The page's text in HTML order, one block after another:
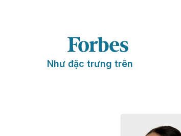
Như đặc trưng trên